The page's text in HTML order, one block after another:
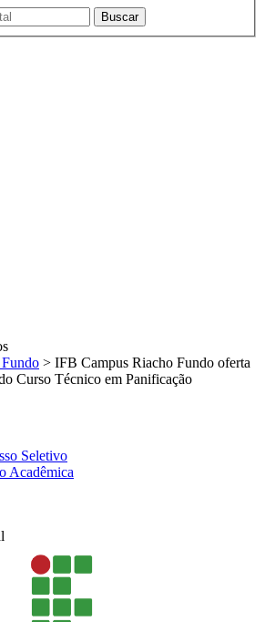
Buscar
> IFB Campus Riacho Fundo oferta
Curso Técnico em Panificação
Seletivo
Acadêmica